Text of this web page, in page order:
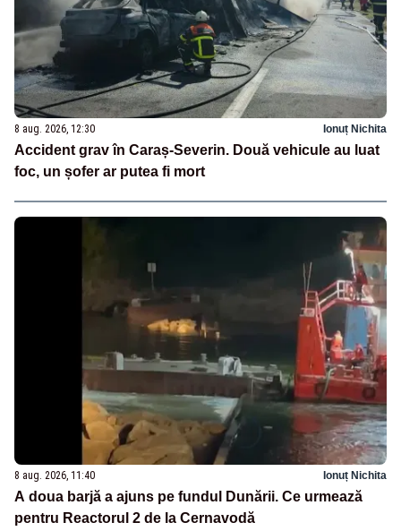
8 aug. 2026, 12:30 Ionuț Nichita
Accident grav în Caraș-Severin. Două vehicule au luat
foc, un șofer ar putea fi mort
8 aug. 2026, 11:40 Ionuț Nichita
A doua barjă a ajuns pe fundul Dunării. Ce urmează
pentru Reactorul 2 de la Cernavodă